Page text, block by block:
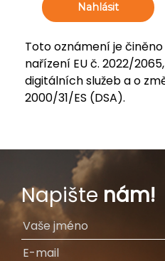
Nahlásit
Toto oznámení je činěno
nařízení EU č. 2022/
digitálních služeb a o
2000/31/ES (DSA).
Napište nám!